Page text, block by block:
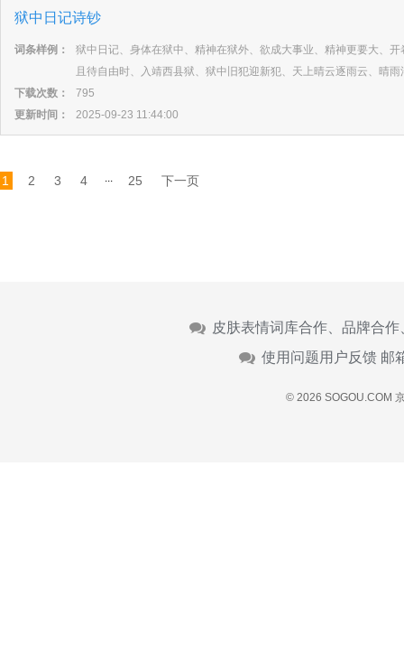
狱中日记诗钞
词条样例：
狱中日记、身体在狱中、精神在狱外、欲成大事业、精神更要大、
且待自由时、入靖西县狱、狱中旧犯迎新犯、天上晴云逐雨云、晴
下载次数：
795
更新时间：
2025-09-23 11:44:00
1 2 3 4 ... 25 下一页
皮肤表情词库合作、品牌合
使用问题用户反馈 邮
© 2026 SOGOU.COM